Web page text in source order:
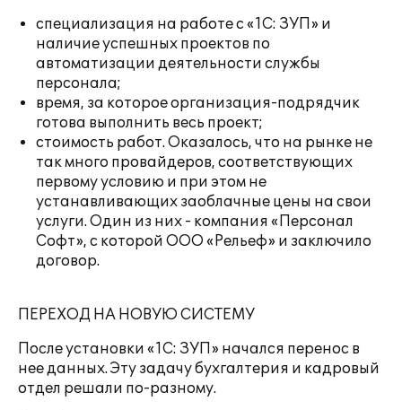
специализация на работе с «1С: ЗУП» и
наличие успешных проектов по
автоматизации деятельности службы
персонала;
время, за которое организация-подрядчик
готова выполнить весь проект;
стоимость работ. Оказалось, что на рынке не
так много провайдеров, соответствующих
первому условию и при этом не
устанавливающих заоблачные цены на свои
услуги. Один из них - компания «Персонал
Софт», с которой ООО «Рельеф» и заключило
договор.
ПЕРЕХОД НА НОВУЮ СИСТЕМУ
После установки «1С: ЗУП» начался перенос в
нее данных. Эту задачу бухгалтерия и кадровый
отдел решали по-разному.